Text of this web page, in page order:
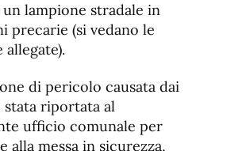
un lampione stradale in
precarie (si vedano le
di pericolo causata dai
riportata al
ufficio comunale per
alla messa in sicurezza,